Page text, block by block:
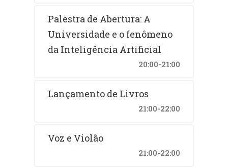
Palestra de Abertura: A
Universidade e o fenômeno
da Inteligência Artificial
20:00-21:00
Lançamento de Livros
21:00-22:00
Voz e Violão
21:00-22:00